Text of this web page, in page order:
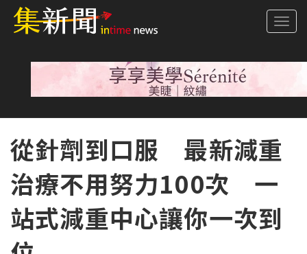
從針劑到口服 最新減重
治療不用努力100次 一
站式減重中心讓你一次到